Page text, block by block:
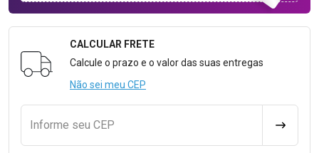
Formulário para Calcular o Frete
CALCULAR FRETE
Calcule o prazo e o valor das suas entregas
Não sei meu CEP
Informe seu CEP